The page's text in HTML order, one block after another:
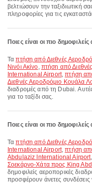
βελτιώσουν την ταξιδιωτική
πληροφορίες για τις
Ποιες είναι οι πιο
Ταπτήση από Διεθνές
Νινόι Ακίνο, πτήση από
International Airport,πτήση
Διεθνές Αεροδρόμιο Κουάλα
διαδρομές από τη Dubai.
για το ταξίδι σας.
Ποιες είναι οι πιο
Ταπτήση από Διεθνές
International Airport,πτήση
Abdulaziz International Airport,
Σοεκάρνο-Χάτα προς King
δημοφιλείς αεροπορικές
προσφέρουν άνετες συνδέσεις